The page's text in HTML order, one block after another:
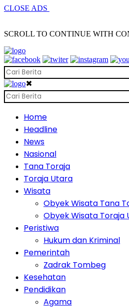
CLOSE ADS
SCROLL TO CONTINUE WITH
✖
Home
Headline
News
Nasional
Tana Toraja
Toraja Utara
Wisata
Obyek Wisata Tana
Obyek Wisata Toraja
Peristiwa
Hukum dan Kriminal
Pemerintah
Zadrak Tombeg
Kesehatan
Pendidikan
Agama